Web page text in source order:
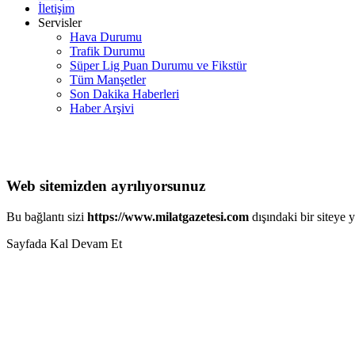
İletişim
Servisler
Hava Durumu
Trafik Durumu
Süper Lig Puan Durumu ve Fikstür
Tüm Manşetler
Son Dakika Haberleri
Haber Arşivi
Web sitemizden ayrılıyorsunuz
Bu bağlantı sizi https://www.milatgazetesi.com dışındaki bir siteye
Sayfada Kal Devam Et